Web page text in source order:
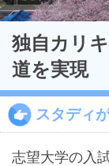
最近見た学校
独自カリ
道を実現
スタディ
志望大学の入